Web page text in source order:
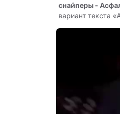
снайперы -
вариант текста